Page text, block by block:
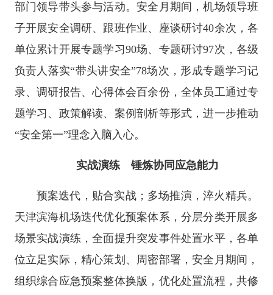
部门领导带头参与活动。安全月期间，机场领导班
子开展安全调研、跟班作业、座谈研讨40余次，各
单位累计开展专题学习90场、专题研讨97次，各级
负责人落实“带头讲安全”78场次，形成专题学习记
录、调研报告、心得体会百余份，全体员工通过专
题学习、政策解读、案例剖析等形式，进一步推动
“安全第一”理念入脑入心。
实战演练 锤炼协同应急能力
预案迭代，贴合实战；多场推演，淬火精兵。
天津滨海机场迭代优化预案体系，分层分类开展多
场景实战演练，全面提升突发事件处置水平，各单
位立足实际，精心策划、周密部署，安全月期间，
组织综合应急预案整体换版，优化处置流程，共修